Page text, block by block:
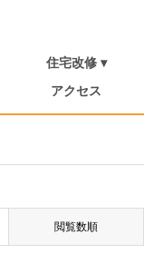
住宅改修 ▾
住宅改修
施工事例
アクセス
閲覧数順